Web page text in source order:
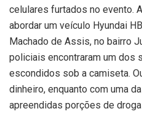
celulares furtados no evento.
abordar um veículo Hyundai
Machado de Assis, no bairro
policiais encontraram um dos
escondidos sob a camiseta.
dinheiro, enquanto com uma
apreendidas porções de